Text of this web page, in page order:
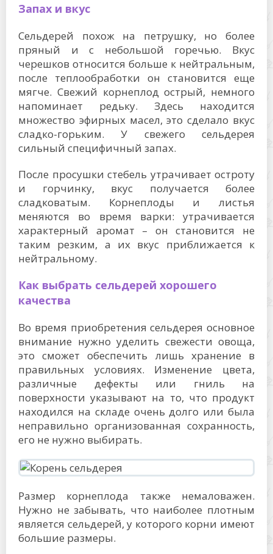
Запах и вкус
Сельдерей похож на петрушку, но более
пряный и с небольшой горечью. Вкус
черешков относится больше к нейтральным,
после теплообработки он становится еще
мягче. Свежий корнеплод острый, немного
напоминает редьку. Здесь находится
множество эфирных масел, это сделало вкус
сладко-горьким. У свежего сельдерея
сильный специфичный запах.
После просушки стебель утрачивает остроту
и горчинку, вкус получается более
сладковатым. Корнеплоды и листья
меняются во время варки: утрачивается
характерный аромат – он становится не
таким резким, а их вкус приближается к
нейтральному.
Как выбрать сельдерей хорошего
качества
Во время приобретения сельдерея основное
внимание нужно уделить свежести овоща,
это сможет обеспечить лишь хранение в
правильных условиях. Изменение цвета,
различные дефекты или гниль на
поверхности указывают на то, что продукт
находился на складе очень долго или была
неправильно организованная сохранность,
его не нужно выбирать.
Размер корнеплода также немаловажен.
Нужно не забывать, что наиболее плотным
является сельдерей, у которого корни имеют
большие размеры.